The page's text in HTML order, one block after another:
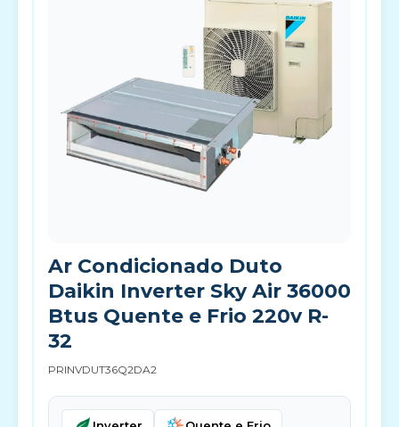
Ar Condicionado Duto
Daikin Inverter Sky Air 36000
Btus Quente e Frio 220v R-
32
PRINVDUT36Q2DA2